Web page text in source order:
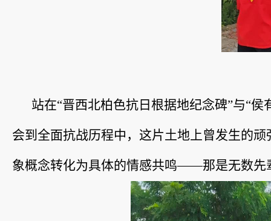
站在“晋西北柏色抗日根据地纪念碑”与“
会到全面抗战历程中，这片土地上曾发生的
象概念转化为具体的情感共鸣——那是无数先